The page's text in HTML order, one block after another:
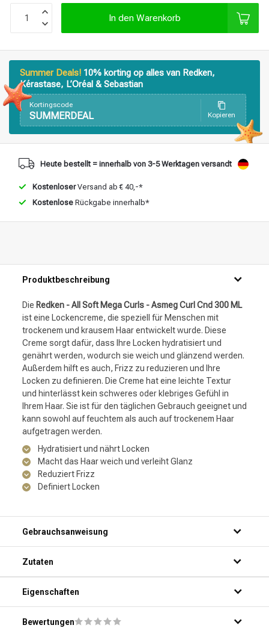
Stylingprodukte Haarfärbung
In den Warenkorb
Summer Deals! 10% korting op alles van Redken,
Kérastase, L’Oréal & Sebastian
Kortingscode
SUMMERDEAL Kopieren
Heute bestellt = innerhalb von 3-5 Werktagen versandt
KostenloserVersand ab € 40,-*
Kostenlose Rückgabe innerhalb*
Produktbeschreibung
Die Redken - All Soft Mega Curls - Asmeg Curl Cnd 300 ML
ist eine Lockencreme, die speziell für Menschen mit
trockenem und krausem Haar entwickelt wurde. Diese
Creme sorgt dafür, dass Ihre Locken hydratisiert und
genährt werden, wodurch sie weich und glänzend werden.
Außerdem hilft es auch, Frizz zu reduzieren und Ihre
Locken zu definieren. Die Creme hat eine leichte Textur
und hinterlässt kein schweres oder klebriges Gefühl in
Ihrem Haar. Sie ist für den täglichen Gebrauch geeignet und
kann sowohl auf feuchtem als auch auf trockenem Haar
aufgetragen werden.
Hydratisiert und nährt Locken
Macht das Haar weich und verleiht Glanz
Reduziert Frizz
Definiert Locken
Gebrauchsanweisung
Zutaten
Eigenschaften
Bewertungen